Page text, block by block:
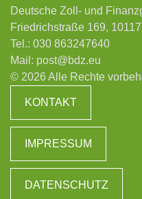
Deutsche Zoll- und
Friedrichstraße 169,
Tel.: 030 863247640
Mail: post@bdz.eu
© 2026 Alle Rechte
KONTAKT
IMPRESSUM
DATENSCHUTZ